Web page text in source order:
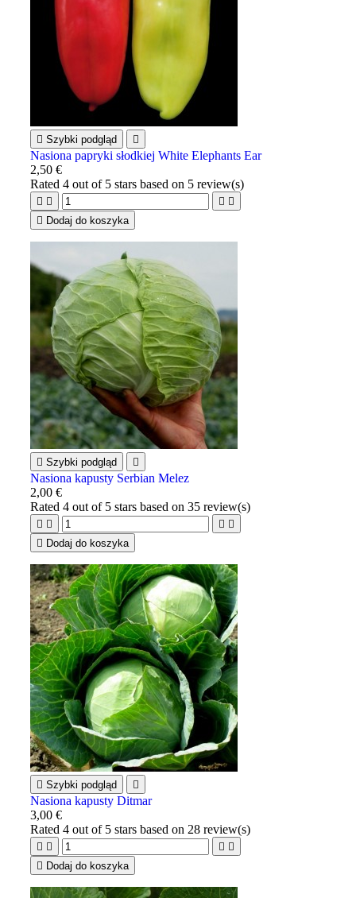
 Szybki podgląd 
Nasiona papryki słodkiej White Elephants Ear
2,50 €
Rated4 out of 5 stars based on 5 review(s)
   
 Dodaj do koszyka
 Szybki podgląd 
Nasiona kapusty Serbian Melez
2,00 €
Rated4 out of 5 stars based on35 review(s)
   
 Dodaj do koszyka
 Szybki podgląd 
Nasiona kapusty Ditmar
3,00 €
Rated4 out of 5 stars based on 28 review(s)
   
 Dodaj do koszyka